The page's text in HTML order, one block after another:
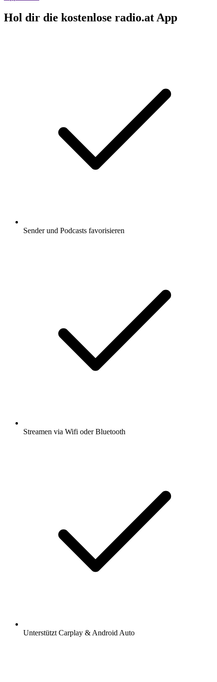
Hol dir die kostenlose radio.at App
Sender und Podcasts favorisieren
Streamen via Wifi oder Bluetooth
Unterstützt Carplay & Android Auto